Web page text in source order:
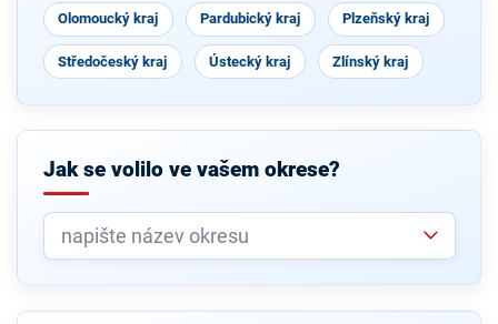
Olomoucký kraj Pardubický kraj Plzeňský kraj
Středočeský kraj Ústecký kraj Zlínský kraj
Jak se volilo ve vašem okrese?